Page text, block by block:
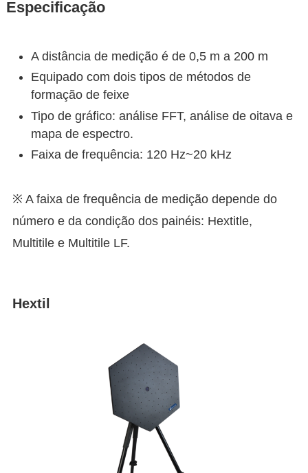
Especificação
A distância de medição é de 0,5 m a 200 m
Equipado com dois tipos de métodos de
formação de feixe
Tipo de gráfico: análise FFT, análise de oitava e
mapa de espectro.
Faixa de frequência: 120 Hz~20 kHz
※ A faixa de frequência de medição depende do
número e da condição dos painéis: Hextitle,
Multitile e Multitile LF.
Hextil